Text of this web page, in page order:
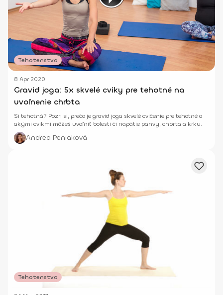
Tehotenstvo
8 Apr 2020
Gravid joga: 5x skvelé cviky pre tehotné na
uvoľnenie chrbta
Si tehotná? Pozri si, prečo je gravid joga skvelé cvičenie pre tehotné a
akými cvikmi môžeš uvoľniť bolesti či napätie panvy, chbrta a krku.
Andrea Peniaková
Tehotenstvo